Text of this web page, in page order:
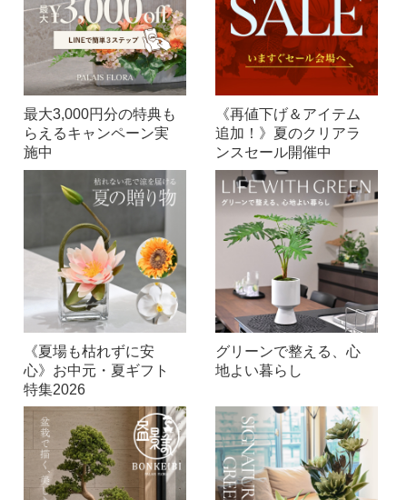
最大3,000円分の特典も
らえるキャンペーン実
施中
《再値下げ＆アイテム
追加！》夏のクリアラ
ンスセール開催中
《夏場も枯れずに安
心》お中元・夏ギフト
特集2026
グリーンで整える、心
地よい暮らし